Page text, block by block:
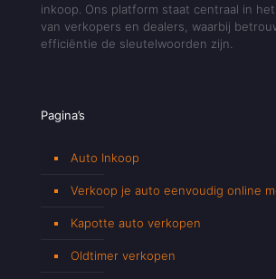
inkoop. Ons platform staat centraal in
van verkopers en dealers, waarbij
efficiëntie de sleutelwoorden zijn.
Pagina’s
Auto Inkoop
Verkoop je auto eenvoudig online
Kapotte auto verkopen
Oldtimer verkopen